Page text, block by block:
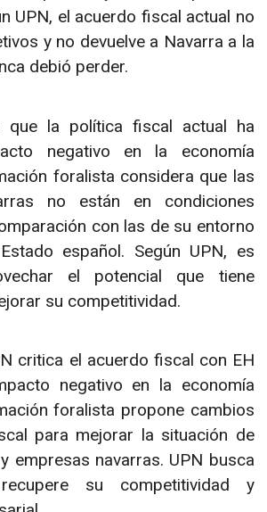
UPN, el acuerdo fiscal actual no
y no devuelve a Navarra a la
debió perder.
que la política fiscal actual ha
negativo en la economía
foralista considera que las
no están en condiciones
con las de su entorno
español. Según UPN, es
el potencial que tiene
su competitividad.
critica el acuerdo fiscal con EH
negativo en la economía
foralista propone cambios
para mejorar la situación de
empresas navarras. UPN busca
su competitividad y